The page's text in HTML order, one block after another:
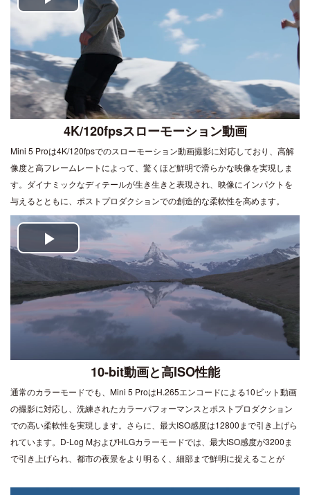
Play
Video
4K/120fpsスローモーション動画
Mini 5 Proは4K/120fpsでのスローモーション動画撮影に対応しており、高解
像度と高フレームレートによって、驚くほど鮮明で滑らかな映像を実現しま
す。ダイナミックなディテールが生き生きと表現され、映像にインパクトを
与えるとともに、ポストプロダクションでの創造的な柔軟性を高めます。
Play
Video
10-bit動画と高ISO性能
通常のカラーモードでも、Mini 5 ProはH.265エンコードによる10ビット動画
の撮影に対応し、洗練されたカラーパフォーマンスとポストプロダクション
での高い柔軟性を実現します。さらに、最大ISO感度は12800まで引き上げら
れています。D-Log MおよびHLGカラーモードでは、最大ISO感度が3200ま
で引き上げられ、都市の夜景をより明るく、細部まで鮮明に捉えることが